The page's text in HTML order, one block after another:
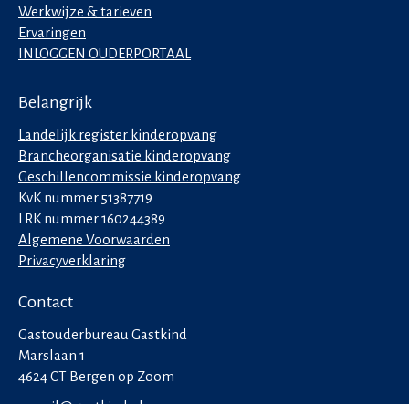
Werkwijze & tarieven
Ervaringen
INLOGGEN OUDERPORTAAL
Belangrijk
Landelijk register kinderopvang
Brancheorganisatie kinderopvang
Geschillencommissie kinderopvang
KvK nummer 51387719
LRK nummer 160244389
Algemene Voorwaarden
Privacyverklaring
Contact
Gastouderbureau Gastkind
Marslaan 1
4624 CT Bergen op Zoom